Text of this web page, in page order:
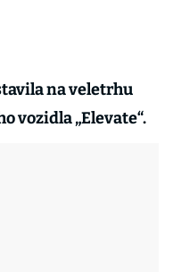
na veletrhu
vozidla „Elevate“.